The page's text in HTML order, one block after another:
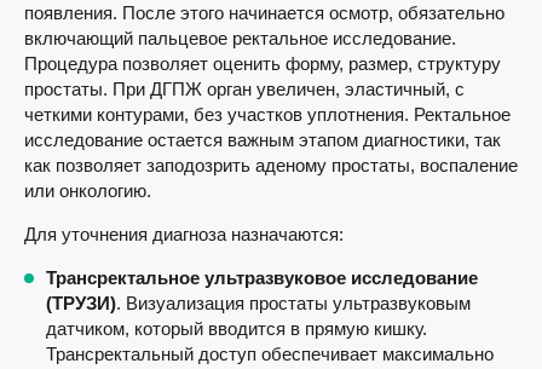
появления. После этого начинается осмотр, обязательно
включающий пальцевое ректальное исследование.
Процедура позволяет оценить форму, размер, структуру
простаты. При ДГПЖ орган увеличен, эластичный, с
четкими контурами, без участков уплотнения. Ректальное
исследование остается важным этапом диагностики, так
как позволяет заподозрить аденому простаты, воспаление
или онкологию.
Для уточнения диагноза назначаются:
Трансректальное ультразвуковое исследование
(ТРУЗИ). Визуализация простаты ультразвуковым
датчиком, который вводится в прямую кишку.
Трансректальный доступ обеспечивает максимально